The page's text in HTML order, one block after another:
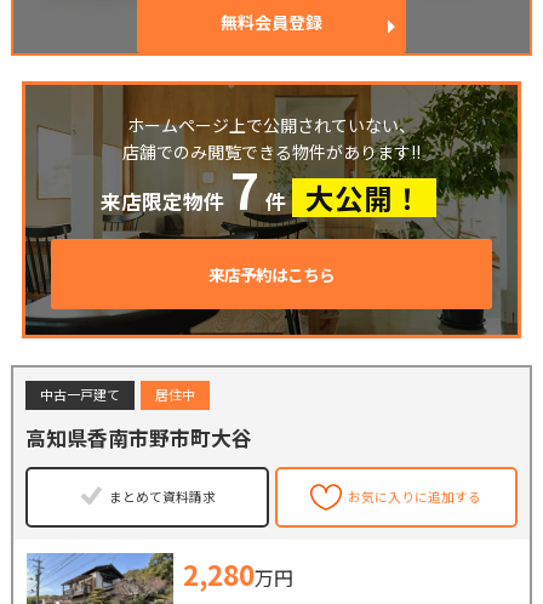
無料会員登録
ホームページ上で公開されていない、
店舗でのみ閲覧できる物件があります!!
来店限定物件 7 件 大公開！
来店予約はこちら
中古一戸建て 居住中
高知県香南市野市町大谷
まとめて資料請求 お気に入りに追加する
2,280万円